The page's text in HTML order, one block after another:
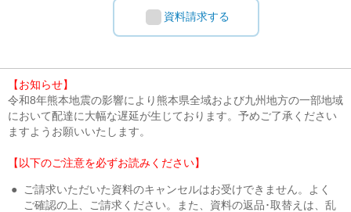
資料請求する
【お知らせ】
令和8年熊本地震の影響により熊本県全域および九州地方の一部地域
において配達に大幅な遅延が生じております。予めご了承ください
ますようお願いいたします。
【以下のご注意を必ずお読みください】
●
ご請求いただいた資料のキャンセルはお受けできません。よく
ご確認の上、ご請求ください。また、資料の返品･取替えは、乱